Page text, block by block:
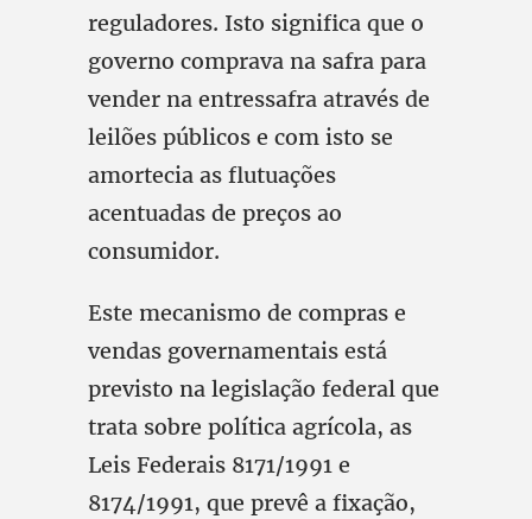
reguladores. Isto significa que o
governo comprava na safra para
vender na entressafra através de
leilões públicos e com isto se
amortecia as flutuações
acentuadas de preços ao
consumidor.
Este mecanismo de compras e
vendas governamentais está
previsto na legislação federal que
trata sobre política agrícola, as
Leis Federais 8171/1991 e
8174/1991, que prevê a fixação,